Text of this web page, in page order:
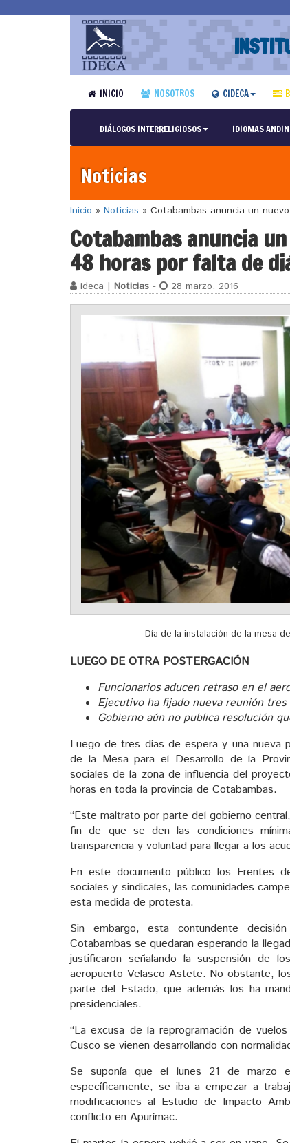
INICIO NOSOTROS CIDECA
DIÁLOGOS INTERRELIGIOSOS IDIOMAS
Noticias
Inicio » Noticias » Cotabambas anuncia un
Cotabambas anuncia
48 horas por falta de
ideca | Noticias - 28 marzo, 2016
Día de la instalación de la mesa
LUEGO DE OTRA POSTERGACIÓN
Funcionarios aducen retraso en el
Ejecutivo ha fijado nueva reunión
Gobierno aún no publica resolución
Luego de tres días de espera y una nueva
de la Mesa para el Desarrollo de la
sociales de la zona de influencia del
horas en toda la provincia de Cotabambas.
“Este maltrato por parte del gobierno
fin de que se den las condiciones
transparencia y voluntad para llegar a los
En este documento público los Frentes
sociales y sindicales, las comunidades
esta medida de protesta.
Sin embargo, esta contundente
Cotabambas se quedaran esperando la
justificaron señalando la suspensión de
aeropuerto Velasco Astete. No obstante,
parte del Estado, que además los ha
presidenciales.
“La excusa de la reprogramación de
Cusco se vienen desarrollando con
Se suponía que el lunes 21 de marzo
específicamente, se iba a empezar a
modificaciones al Estudio de Impacto
conflicto en Apurímac.